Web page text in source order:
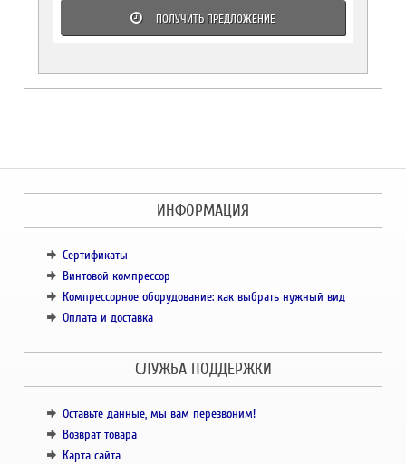
ПОЛУЧИТЬ ПРЕДЛОЖЕНИЕ
ИНФОРМАЦИЯ
Сертификаты
Винтовой компрессор
Компрессорное оборудование: как выбрать нужный вид
Оплата и доставка
СЛУЖБА ПОДДЕРЖКИ
Оставьте данные, мы вам перезвоним!
Возврат товара
Карта сайта